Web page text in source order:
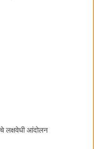
लक्षवेधी आंदोलन